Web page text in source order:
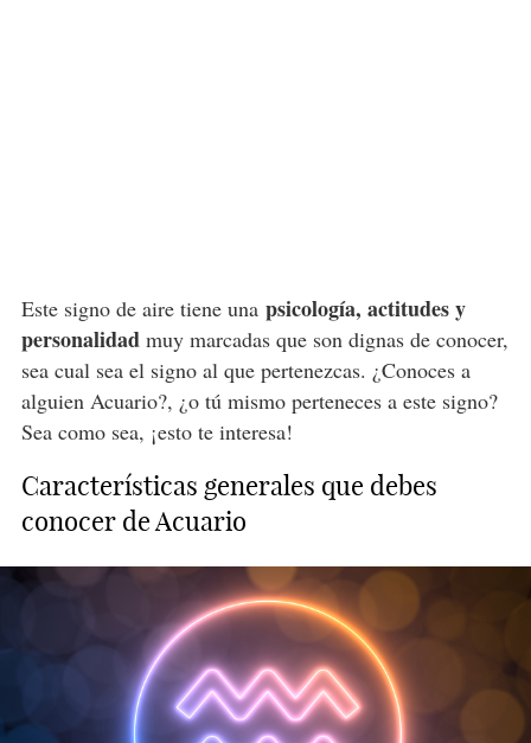
Este signo de aire tiene una psicología, actitudes y
personalidadmuy marcadas que son dignas de conocer,
sea cual sea el signo al que pertenezcas. ¿Conoces a
alguien Acuario?, ¿o tú mismo perteneces a este signo?
Sea como sea, ¡esto te interesa!
Características generales que debes
conocer de Acuario